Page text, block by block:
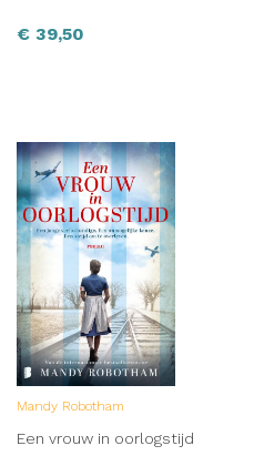
€ 39,50
Mandy Robotham
Een vrouw in oorlogstijd